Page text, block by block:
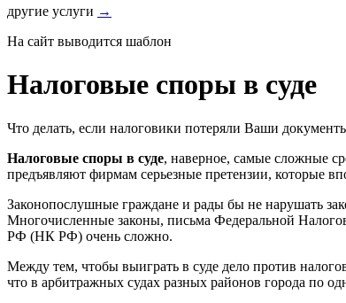
другие услуги →
На сайт выводится шаблон
Налоговые споры в суде
Что делать, если налоговики потеряли Ваши
Налоговые споры в суде, наверное, самые сложные
предъявляют фирмам серьезные претензии, которые
Законопослушные граждане и рады бы не нарушать
Многочисленные законы, письма Федеральной
РФ (НК РФ) очень сложно.
Между тем, чтобы выиграть в суде дело против
что в арбитражных судах разных районов города по